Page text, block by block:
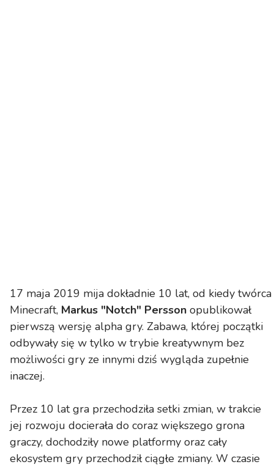
17 maja 2019 mija dokładnie 10 lat, od kiedy twórca
Minecraft, Markus "Notch" Persson opublikował
pierwszą wersję alpha gry. Zabawa, której początki
odbywały się w tylko w trybie kreatywnym bez
możliwości gry ze innymi dziś wygląda zupełnie
inaczej.
Przez 10 lat gra przechodziła setki zmian, w trakcie
jej rozwoju docierała do coraz większego grona
graczy, dochodziły nowe platformy oraz cały
ekosystem gry przechodził ciągłe zmiany. W czasie